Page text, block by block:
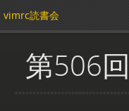
vimrc読書会
第506